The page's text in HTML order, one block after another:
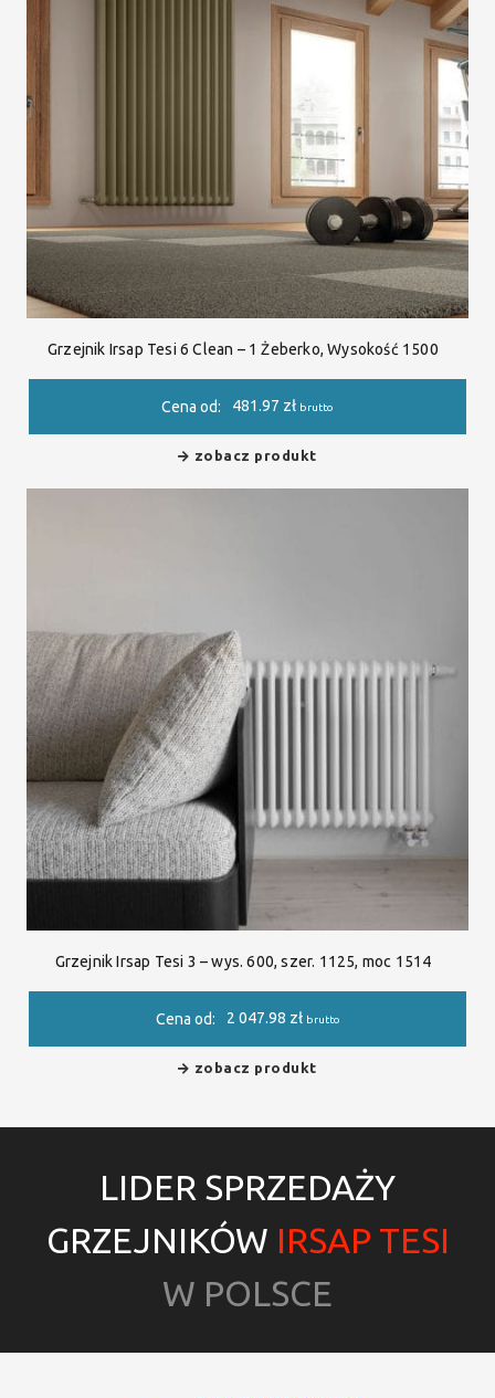
Grzejnik Irsap Tesi 6 Clean – 1 Żeberko, Wysokość 1500
Cena od: 481.97 zł brutto
zobacz produkt
Grzejnik Irsap Tesi 3 – wys. 600, szer. 1125, moc 1514
Cena od: 2 047.98 zł brutto
zobacz produkt
LIDER SPRZEDAŻY
GRZEJNIKÓW IRSAP TESI
W POLSCE